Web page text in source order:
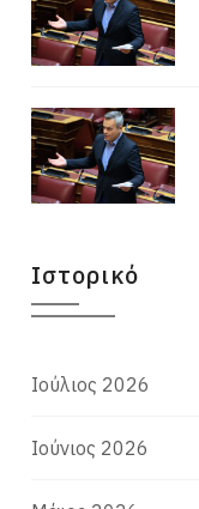
Ιστορικό
Ιούλιος 2026
Ιούνιος 2026